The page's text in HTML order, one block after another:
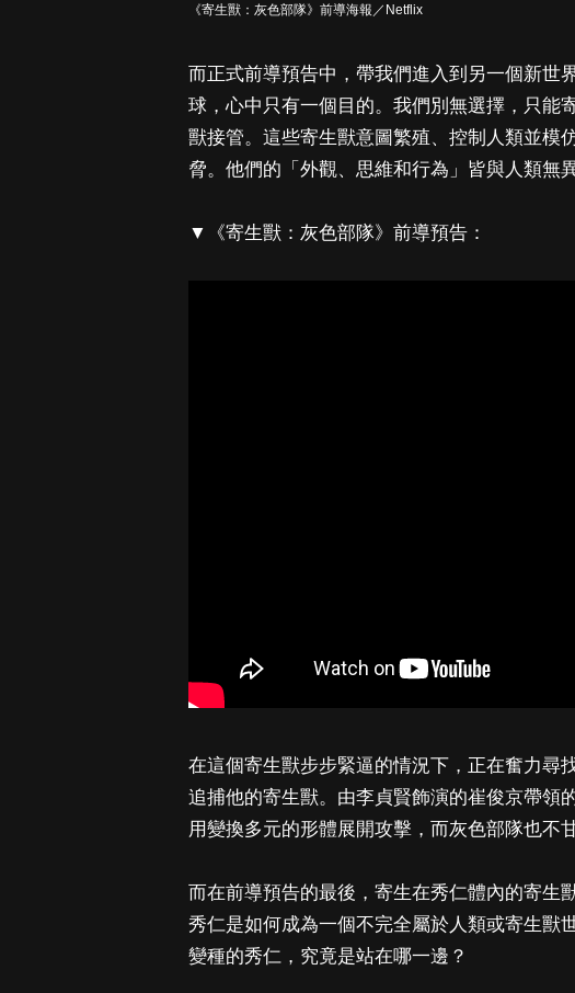
《寄生獸：灰色部隊》前導海報／Netflix
而正式前導預告中，帶我們進入到另一個新世
球，心中只有一個目的。我們別無選擇，只能
獸接管。這些寄生獸意圖繁殖、控制人類並模
脅。他們的「外觀、思維和行為」皆與人類無異
▼《寄生獸：灰色部隊》前導預告：
在這個寄生獸步步緊逼的情況下，正在奮力尋
追捕他的寄生獸。由李貞賢飾演的崔俊京帶領
用變換多元的形體展開攻擊，而灰色部隊也不
而在前導預告的最後，寄生在秀仁體內的寄生
秀仁是如何成為一個不完全屬於人類或寄生獸
變種的秀仁，究竟是站在哪一邊？